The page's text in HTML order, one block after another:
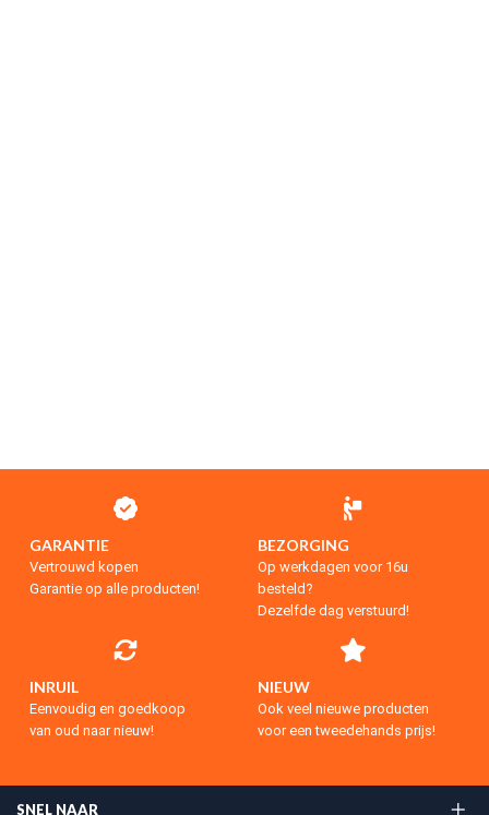
GARANTIE
Vertrouwd kopen
Garantie op alle producten!
BEZORGING
Op werkdagen voor 16u
besteld?
Dezelfde dag verstuurd!
INRUIL
Eenvoudig en goedkoop
van oud naar nieuw!
NIEUW
Ook veel nieuwe producten
voor een tweedehands prijs!
SNEL NAAR